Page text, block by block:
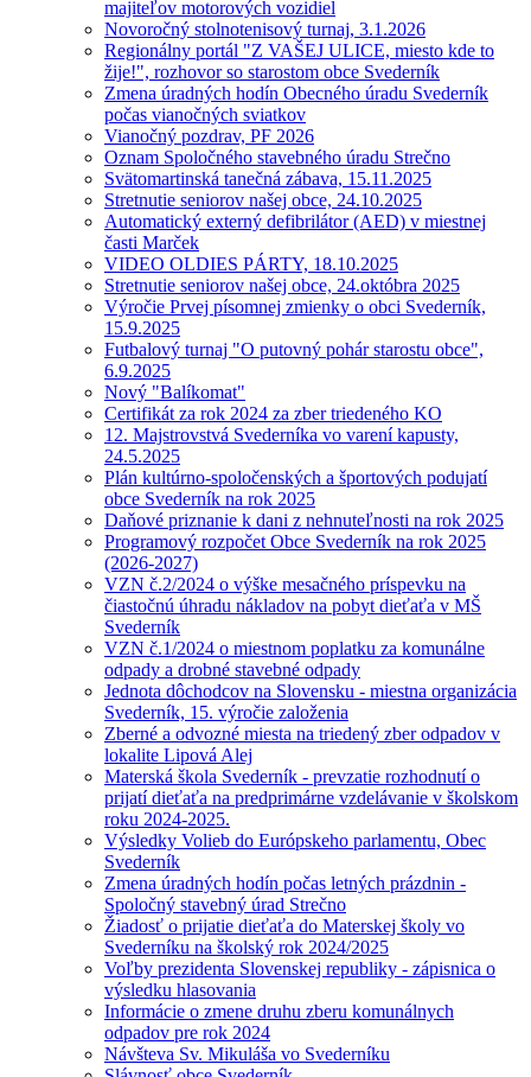
majiteľov motorových vozidiel
Novoročný stolnotenisový turnaj, 3.1.2026
Regionálny portál "Z VAŠEJ ULICE, miesto kde to
žije!", rozhovor so starostom obce Svederník
Zmena úradných hodín Obecného úradu Svederník
počas vianočných sviatkov
Vianočný pozdrav, PF 2026
Oznam Spoločného stavebného úradu Strečno
Svätomartinská tanečná zábava, 15.11.2025
Stretnutie seniorov našej obce, 24.10.2025
Automatický externý defibrilátor (AED) v miestnej
časti Marček
VIDEO OLDIES PÁRTY, 18.10.2025
Stretnutie seniorov našej obce, 24.októbra 2025
Výročie Prvej písomnej zmienky o obci Svederník,
15.9.2025
Futbalový turnaj "O putovný pohár starostu obce",
6.9.2025
Nový "Balíkomat"
Certifikát za rok 2024 za zber triedeného KO
12. Majstrovstvá Svederníka vo varení kapusty,
24.5.2025
Plán kultúrno-spoločenských a športových podujatí
obce Svederník na rok 2025
Daňové priznanie k dani z nehnuteľnosti na rok 2025
Programový rozpočet Obce Svederník na rok 2025
(2026-2027)
VZN č.2/2024 o výške mesačného príspevku na
čiastočnú úhradu nákladov na pobyt dieťaťa v MŠ
Svederník
VZN č.1/2024 o miestnom poplatku za komunálne
odpady a drobné stavebné odpady
Jednota dôchodcov na Slovensku - miestna organizácia
Svederník, 15. výročie založenia
Zberné a odvozné miesta na triedený zber odpadov v
lokalite Lipová Alej
Materská škola Svederník - prevzatie rozhodnutí o
prijatí dieťaťa na predprimárne vzdelávanie v školskom
roku 2024-2025.
Výsledky Volieb do Európskeho parlamentu, Obec
Svederník
Zmena úradných hodín počas letných prázdnin -
Spoločný stavebný úrad Strečno
Žiadosť o prijatie dieťaťa do Materskej školy vo
Svederníku na školský rok 2024/2025
Voľby prezidenta Slovenskej republiky - zápisnica o
výsledku hlasovania
Informácie o zmene druhu zberu komunálnych
odpadov pre rok 2024
Návšteva Sv. Mikuláša vo Svederníku